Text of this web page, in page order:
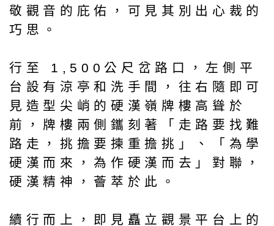
敬觀音的庇佑，可見其別出心裁的
巧思。
行至 1,500公尺岔路口，左側平
台設有涼亭和洗手間，往右隨即可
見造型尖峭的硬漢嶺牌樓高聳於
前，牌樓兩側鑴刻著「走路要找難
路走，挑擔要揀重擔挑」、「為學
硬漢而來，為作硬漢而去」對聯，
硬漢精神，薈萃於此。
續行而上，即見矗立觀景平台上的